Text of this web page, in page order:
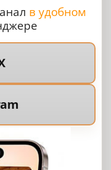
в удобном